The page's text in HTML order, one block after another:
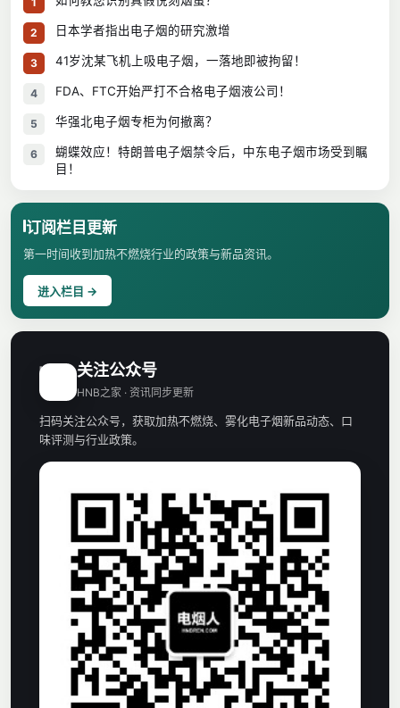
2 日本学者指出电子烟的研究激增
3 41岁沈某飞机上吸电子烟，一落地即被拘留！
4 FDA、FTC开始严打不合格电子烟液公司！
5 华强北电子烟专柜为何撤离？
6
蝴蝶效应！特朗普电子烟禁令后，中东电子烟市场受到瞩
目！
订阅栏目更新
第一时间收到加热不燃烧行业的政策与新品资讯。
进入栏目 →
H 关注公众号
HNB之家 · 资讯同步更新
扫码关注公众号，获取加热不燃烧、雾化电子烟新品动态、口
味评测与行业政策。